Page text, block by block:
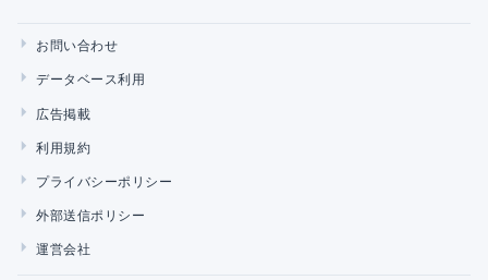
お問い合わせ
データベース利用
広告掲載
利用規約
プライバシーポリシー
外部送信ポリシー
運営会社